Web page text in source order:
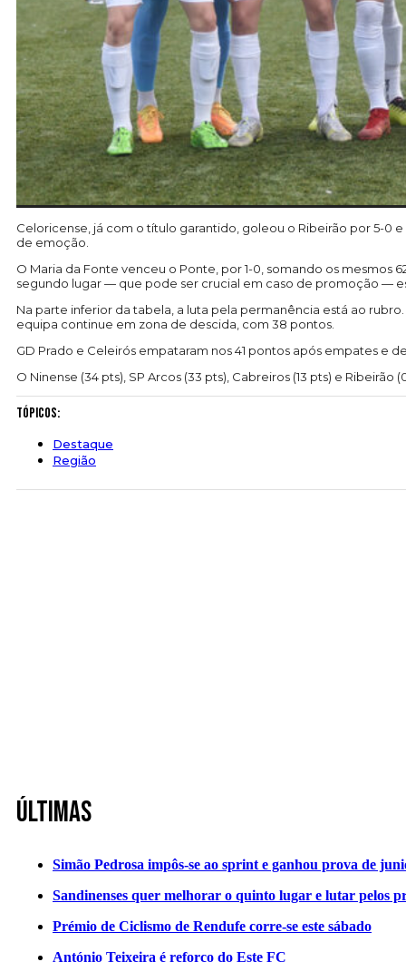
Celoricense, já com o título garantido, goleou o Ribeirão por 5-0
de emoção.
O Maria da Fonte venceu o Ponte, por 1-0, somando os mesmos
segundo lugar — que pode ser crucial em caso de promoção —
Na parte inferior da tabela, a luta pela permanência está ao
equipa continue em zona de descida, com 38 pontos.
GD Prado e Celeirós empataram nos 41 pontos após empates e
O Ninense (34 pts), SP Arcos (33 pts), Cabreiros (13 pts) e
Tópicos:
Destaque
Região
Últimas
Simão Pedrosa impôs-se ao sprint e ganhou prova de
Sandinenses quer melhorar o quinto lugar e lutar pelos
Prémio de Ciclismo de Rendufe corre-se este sábado
António Teixeira é reforço do Este FC